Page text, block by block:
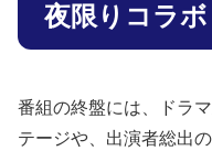
夜限りコラ
番組の終盤には、ドラ
テージや、出演者総出